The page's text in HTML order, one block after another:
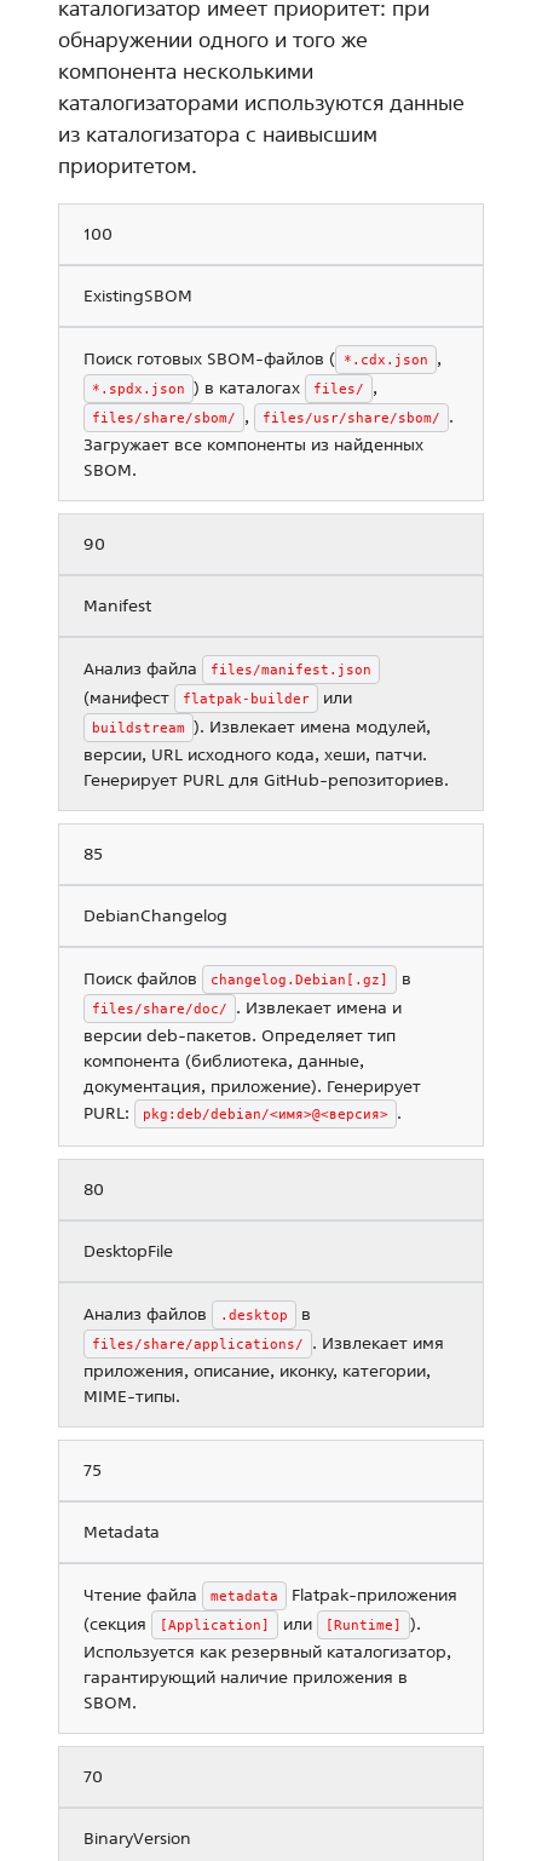
каталогизатор имеет приоритет: при
обнаружении одного и того же
компонента несколькими
каталогизаторами используются данные
из каталогизатора с наивысшим
приоритетом.
100
ExistingSBOM
Поиск готовых SBOM-файлов ( *.cdx.json ,
*.spdx.json ) в каталогах files/ ,
files/share/sbom/ , files/usr/share/sbom/
.
Загружает все компоненты из найденных
SBOM.
90
Manifest
Анализ файла files/manifest.json
(манифест flatpak-builder или
buildstream ). Извлекает имена модулей,
версии, URL исходного кода, хеши, патчи.
Генерирует PURL для GitHub-репозиториев.
85
DebianChangelog
Поиск файлов changelog.Debian[.gz] в
files/share/doc/
. Извлекает имена и
версии deb-пакетов. Определяет тип
компонента (библиотека, данные,
документация, приложение). Генерирует
PURL:
pkg:deb/debian/<имя>@<версия> .
80
DesktopFile
Анализ файлов .desktop в
files/share/applications/
. Извлекает имя
приложения, описание, иконку, категории,
MIME-типы.
75
Metadata
Чтение файла metadata
Flatpak-приложения
(секция
[Application] или [Runtime]
).
Используется как резервный каталогизатор,
гарантирующий наличие приложения в
SBOM.
70
BinaryVersion